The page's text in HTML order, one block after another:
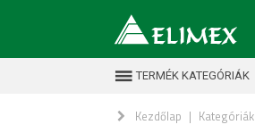
TERMÉK KATEGÓRIÁK
Kezdőlap | Kategóriák